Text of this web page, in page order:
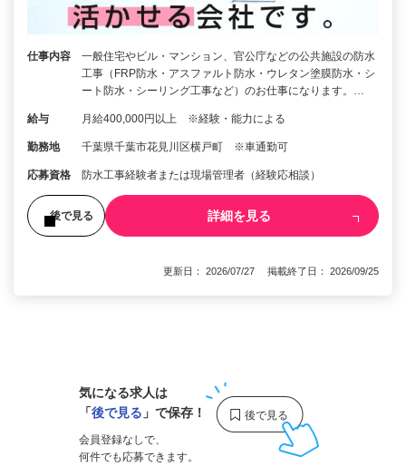
仕事内容
一般住宅やビル・マンション、官公庁などの公共施設の防水
工事（FRP防水・アスファルト防水・ウレタン塗膜防水・シ
ート防水・シーリング工事など）のお仕事になります。…
給与 月給400,000円以上 ※経験・能力による
勤務地 千葉県千葉市花見川区横戸町 ※車通勤可
応募資格 防水工事経験者または現場管理者（経験応相談）
後で見る 詳細を見る
更新日： 2026/07/27 掲載終了日： 2026/09/25
気になる求人は
「後で見る 」で保存！
会員登録なしで、
何件でも応募できます。